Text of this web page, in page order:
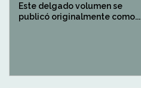
Este delgado volumen se
publicó originalmente como...